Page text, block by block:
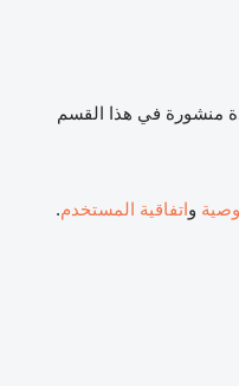
منشورة في هذا القسم
واتفاقية المستخدم.